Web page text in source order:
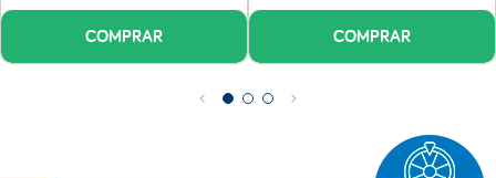
COMPRAR COMPRAR